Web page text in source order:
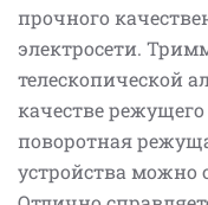
прочного
электросети.
телескопической
качестве
поворотная
устройства можно